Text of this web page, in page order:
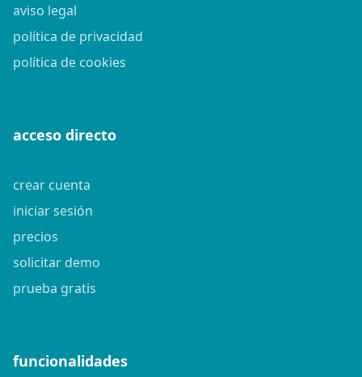
aviso legal
política de privacidad
política de cookies
acceso directo
crear cuenta
iniciar sesión
precios
solicitar demo
prueba gratis
funcionalidades